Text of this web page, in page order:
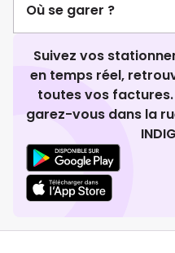
Où se garer ?
Suivez vos
en temps réel,
toutes vos
garez-vous dans la